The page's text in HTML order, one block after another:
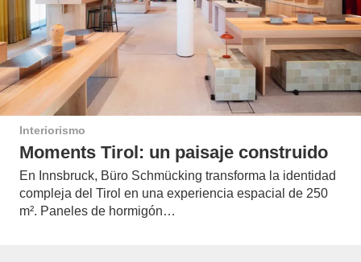
Interiorismo
Moments Tirol: un paisaje construido
En Innsbruck, Büro Schmücking transforma la identidad
compleja del Tirol en una experiencia espacial de 250
m². Paneles de hormigón…